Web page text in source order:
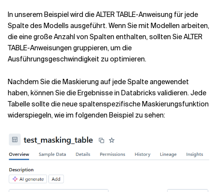
In unserem Beispiel wird die ALTER TABLE-Anweisung für jede
Spalte des Modells ausgeführt. Wenn Sie mit Modellen arbeiten,
die eine große Anzahl von Spalten enthalten, sollten Sie ALTER
TABLE-Anweisungen gruppieren, um die
Ausführungsgeschwindigkeit zu optimieren.
Nachdem Sie die Maskierung auf jede Spalte angewendet
haben, können Sie die Ergebnisse in Databricks validieren. Jede
Tabelle sollte die neue spaltenspezifische Maskierungsfunktion
widerspiegeln, wie im folgenden Beispiel zu sehen: